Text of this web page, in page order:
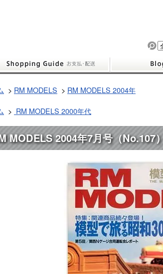
> RM MODELS > RM MODELS 2004年
> RM MODELS 2000年代
MODELS 2004年7月号（No.107）